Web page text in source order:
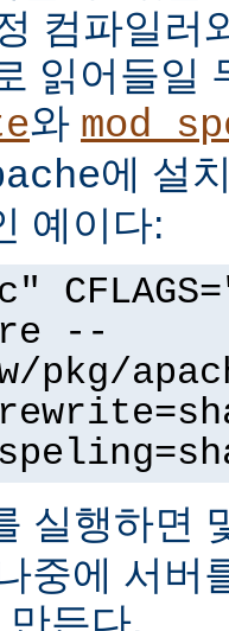
컴파일러
읽어들일
와
에 설
예이다:
--
pkg/
실행하면
중에 서버
든다.